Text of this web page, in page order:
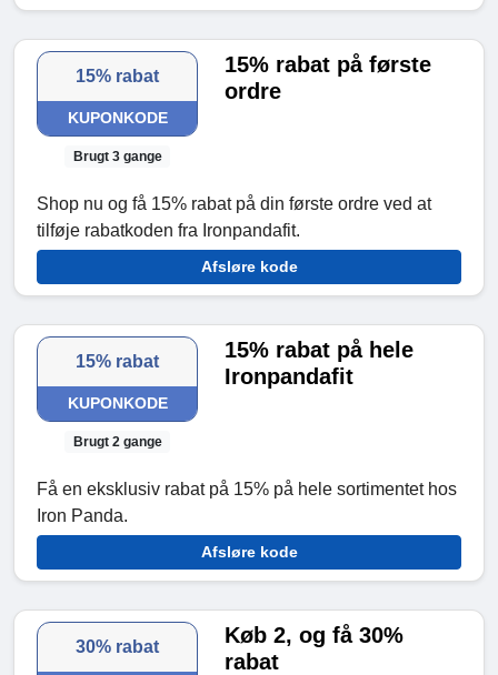
15% rabat
KUPONKODE
Brugt 3 gange
15% rabat på første
ordre
Shop nu og få 15% rabat på din første ordre ved at
tilføje rabatkoden fra Ironpandafit.
Afsløre kode
15% rabat
KUPONKODE
Brugt 2 gange
15% rabat på hele
Ironpandafit
Få en eksklusiv rabat på 15% på hele sortimentet hos
Iron Panda.
Afsløre kode
30% rabat
Køb 2, og få 30%
rabat